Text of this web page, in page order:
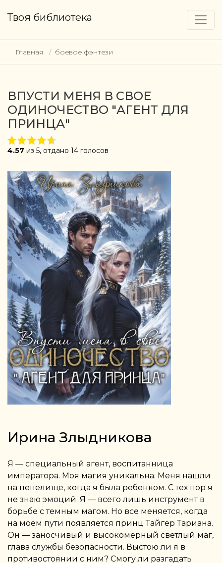
Твоя библиотека
Главная боевое фэнтези
ВПУСТИ МЕНЯ В СВОЕ
ОДИНОЧЕСТВО "АГЕНТ ДЛЯ
ПРИНЦА"
4.57 из 5, отдано 14 голосов
Ирина Злыдникова
Я — специальный агент, воспитанница
императора. Моя магия уникальна. Меня нашли
на пепелище, когда я была ребенком. С тех пор я
не знаю эмоций. Я — всего лишь инструмент в
борьбе с темным магом. Но все меняется, когда
на моем пути появляется принц Тайгер Тариана.
Он — заносчивый и высокомерный светлый маг,
глава службы безопасности. Выстою ли я в
противостоянии с ним? Смогу ли разгадать